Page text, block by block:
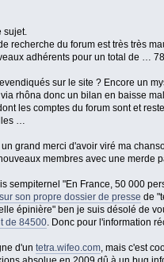
sujet.
recherche du forum est très très
adhérents pour un total de …
sur le site ? Encore un
rhôna donc un bilan en baisse
les comptes du forum sont et
…
grand merci d'avoir viré ma
membres avec une merde
sempiternel "En France, 50 000
sur son propre dossier de presse de
épinière" ben je suis désolé de
de 84500. Donc pour l'information
d'un tetra.wifeo.com, mais c'est